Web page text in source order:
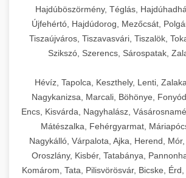
Hajdúböszörmény, Téglás,
Újfehértó, Hajdúdorog, Mezőcsát,
Tiszaújváros, Tiszavasvári, Tiszalök,
Szikszó, Szerencs, Sárospatak,
Hévíz, Tapolca, Keszthely, Lenti,
Nagykanizsa, Marcali, Böhönye,
Encs, Kisvárda, Nagyhalász,
Mátészalka, Fehérgyarmat,
Nagykálló, Várpalota, Ajka, Herend, Mór,
Oroszlány, Kisbér, Tatabánya,
Komárom, Tata, Pilisvörösvár, Bicske, Érd,